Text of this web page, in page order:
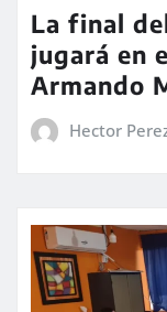
La final
jugará en
Armando
Hector